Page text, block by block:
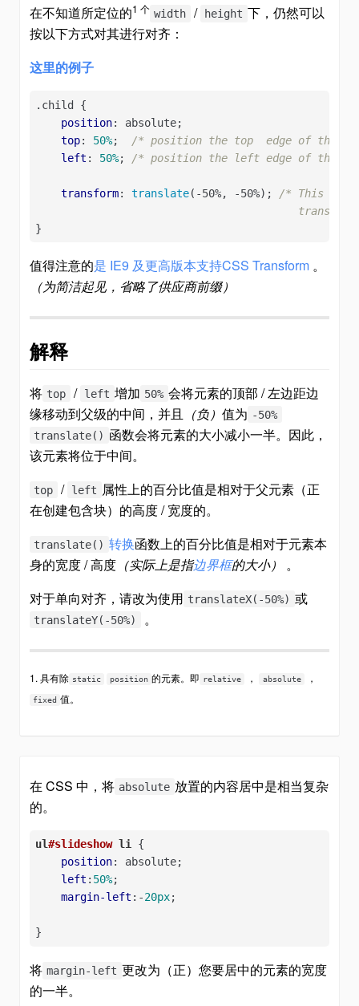
在不知道所定位的1 个 width / height 下，仍然可以
按以下方式对其进行对齐：
这里的例子
.child {
position: absolute;
top: 50%;
/* position the top  edge of the
left : 50%; /* position the left edge of the
transform: translate(-50%, -50%);
/* This is a
}
值得注意的是 IE9 及更高版本支持CSS Transform 。
（为简洁起见，省略了供应商前缀）
解释
将 top / left 增加 50% 会将元素的顶部 / 左边距边
缘移动到父级的中间，并且
（负） 值为 -50%
translate() 函数会将元素的大小减小一半。因此，
该元素将位于中间。
top / left 属性上的百分比值是相对于父元素（正
在创建包含块）的高度 / 宽度的。
translate() 转换函数上的百分比值是相对于元素本
身的宽度 / 高度 （实际上是指边界框的大小）
。
对于单向对齐，请改为使用 translateX(-50%) 或
translateY(-50%) 。
1. 具有除 static position 的元素。即 relative ， absolute ，
fixed 值。
在 CSS 中，将 absolute 放置的内容居中是相当复杂
的。
ul#slideshow li {
position: absolute;
left : 50%;
margin-left :-20px;
}
将 margin-left 更改为（正）您要居中的元素的宽度
的一半。